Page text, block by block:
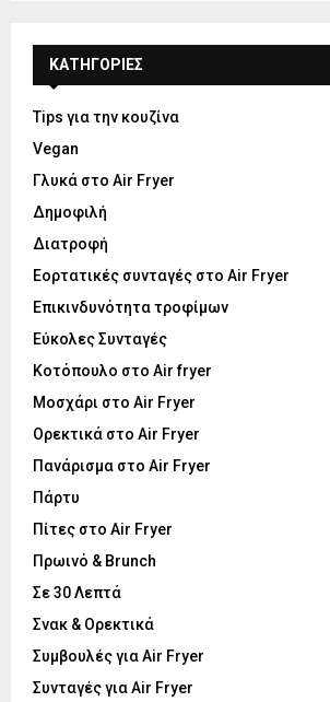
KΑΤΗΓΟΡΊΕΣ
Tips για την κουζίνα
Vegan
Γλυκά στο Air Fryer
Δημοφιλή
Διατροφή
Εορτατικές συνταγές στο Air Fryer
Επικινδυνότητα τροφίμων
Εύκολες Συνταγές
Κοτόπουλο στο Air fryer
Μοσχάρι στο Air Fryer
Ορεκτικά στο Air Fryer
Πανάρισμα στο Air Fryer
Πάρτυ
Πίτες στο Air Fryer
Πρωινό & Brunch
Σε 30 Λεπτά
Σνακ & Ορεκτικά
Συμβουλές για Air Fryer
Συνταγές για Air Fryer